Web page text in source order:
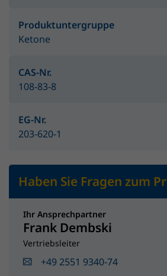
Produktuntergruppe
Ketone
CAS-Nr.
108-83-8
EG-Nr.
203-620-1
Haben Sie Fragen zum
Ihr Ansprechpartner
Frank Dembski
Vertriebsleiter
+49 2551 9340-74